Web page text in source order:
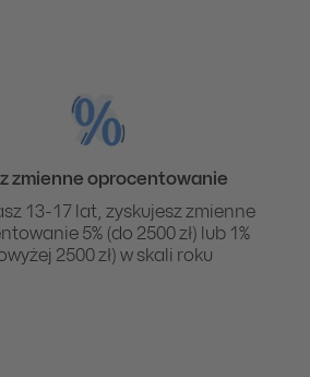
zmienne oprocentowanie
13-17 lat, zyskujesz zmienne
5% (do 2500 zł) lub 1%
2500 zł) w skali roku